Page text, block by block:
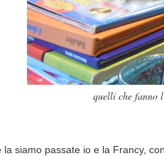
quelli che fanno
siamo passate io e la Francy,